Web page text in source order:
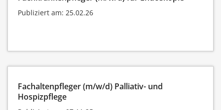
Publiziert am: 25.02.26
Fachaltenpfleger (m/w/d) Palliativ- und
Hospizpflege